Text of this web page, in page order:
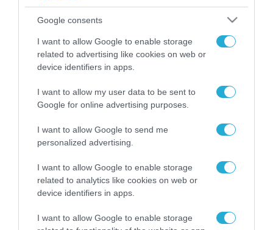
Google consents
I want to allow Google to enable storage
related to advertising like cookies on web or
device identifiers in apps.
I want to allow my user data to be sent to
Google for online advertising purposes.
I want to allow Google to send me
personalized advertising.
I want to allow Google to enable storage
related to analytics like cookies on web or
device identifiers in apps.
I want to allow Google to enable storage
FOCUS ON
07.08.2026 | 02:02
αναλαμβάνει Τούρκος – Άγκυρα: